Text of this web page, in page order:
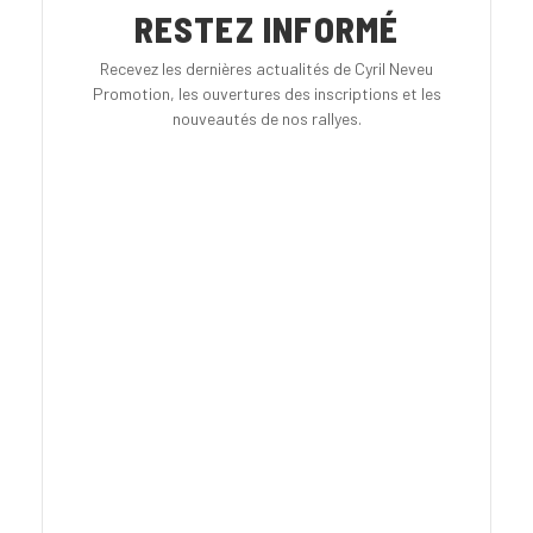
RESTEZ INFORMÉ
Recevez les dernières actualités de Cyril Neveu
Promotion, les ouvertures des inscriptions et les
nouveautés de nos rallyes.